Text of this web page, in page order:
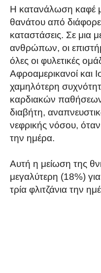
Η κατανάλωση καφέ
θανάτου από
καταστάσεις. Σε μια
ανθρώπων, οι
όλες οι φυλετικές
Αφροαμερικανοί και
χαμηλότερη
καρδιακών
διαβήτη,
νεφρικής νόσου, όταν
την ημέρα.
Αυτή η μείωση της
μεγαλύτερη (18%)
τρία φλιτζάνια την